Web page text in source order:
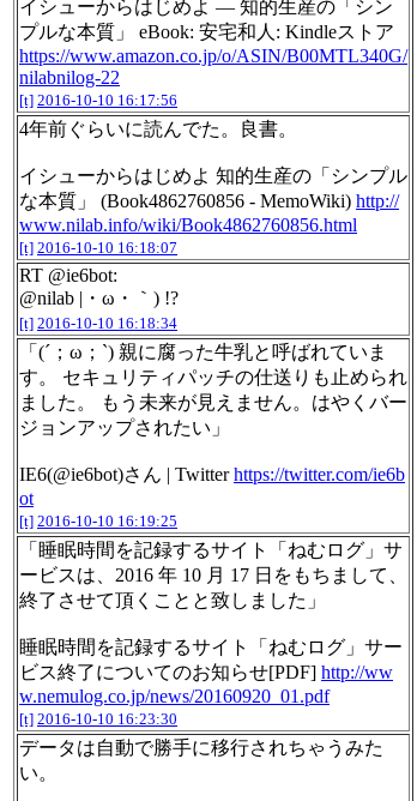
イシューからはじめよ ― 知的生産の「シン
プルな本質」 eBook: 安宅和人: Kindleストア
https://www.amazon.co.jp/o/ASIN/B00MTL340G/
nilabnilog-22
[t] 2016-10-10 16:17:56
4年前ぐらいに読んでた。良書。
イシューからはじめよ 知的生産の「シンプル
な本質」 (Book4862760856 - MemoWiki) http://
www.nilab.info/wiki/Book4862760856.html
[t] 2016-10-10 16:18:07
RT @ie6bot:
@nilab |・ω・｀) !?
[t] 2016-10-10 16:18:34
「(´；ω；`) 親に腐った牛乳と呼ばれていま
す。 セキュリティパッチの仕送りも止められ
ました。 もう未来が見えません。はやくバー
ジョンアップされたい」
IE6(@ie6bot)さん | Twitterhttps://twitter.com/ie6b
ot
[t] 2016-10-10 16:19:25
「睡眠時間を記録するサイト「ねむログ」サ
ービスは、2016 年 10 月 17 日をもちまして、
終了させて頂くことと致しました」
睡眠時間を記録するサイト「ねむログ」サー
ビス終了についてのお知らせ[PDF] http://ww
w.nemulog.co.jp/news/20160920_01.pdf
[t] 2016-10-10 16:23:30
データは自動で勝手に移行されちゃうみた
い。